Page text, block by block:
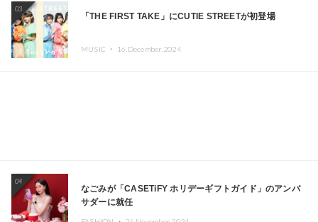
03
「THE FIRST TAKE」にCUTIE STREETが初登場
MUSIC ・ 16.December.2024
04
なごみが「CASETiFY ホリデーギフトガイド」のアンバ
サダーに就任